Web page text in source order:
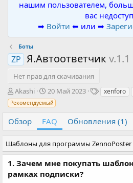
нашим пользователем,
вас
➡ Войти ⬅ или ➡
Боты
ZP Я.Автоответчикv.1.1
Нет прав для скачивания
А
в
т
о
Akashi
Д
а
т
а
с
з
д
а
н
20 Май 2023
Т
и
xenforo
Рекомендуемый
Обзор FAQ Обновления (1)
Шаблоны для программы ZennoPoster
1. Зачем мне покупать
рамках подписки?